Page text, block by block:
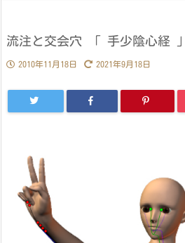
流注と交会穴 「 手少陰心経 」
2010年11月18日 2021年9月18日